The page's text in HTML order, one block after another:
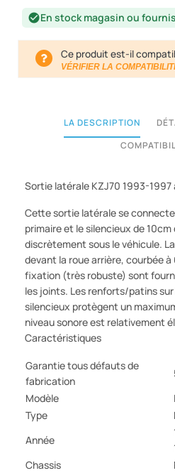
check_circleEn stock magasin ou
Ce produit est-il
VÉRIFIER LA
LA DESCRIPTION
Sortie latérale KZJ70 1993-
Cette sortie latérale se
primaire et le silencieux de
discrètement sous le véhicule.
devant la roue arrière, courbée à
fixation (très robuste) sont
les joints. Les renforts/patins
silencieux protègent un
niveau sonore est relativement
Caractéristiques
Garantie tous défauts de
fabrication
Modèle
Type
Année
Chassis